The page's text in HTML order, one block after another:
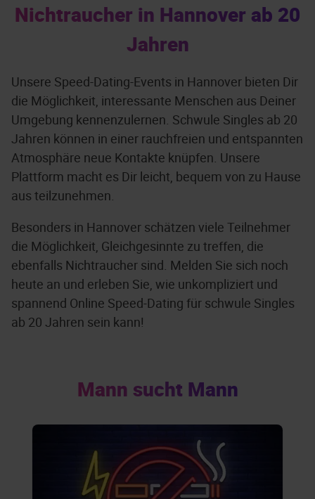
Nichtraucher in Hannover ab 20
Jahren
Unsere Speed-Dating-Events in Hannover bieten Dir
die Möglichkeit, interessante Menschen aus Deiner
Umgebung kennenzulernen. Schwule Singles ab 20
Jahren können in einer rauchfreien und entspannten
Atmosphäre neue Kontakte knüpfen. Unsere
Plattform macht es Dir leicht, bequem von zu Hause
aus teilzunehmen.
Besonders in Hannover schätzen viele Teilnehmer
die Möglichkeit, Gleichgesinnte zu treffen, die
ebenfalls Nichtraucher sind. Melden Sie sich noch
heute an und erleben Sie, wie unkompliziert und
spannend Online Speed-Dating für schwule Singles
ab 20 Jahren sein kann!
Mann sucht Mann